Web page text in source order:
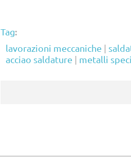
Tag:
lavorazioni meccaniche |
acciao saldature | metalli